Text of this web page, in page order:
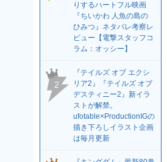
りするハートフル映画
『ちいかわ 人魚の島の
ひみつ』ネタバレ考察レ
ビュー【電撃スタッフコ
ラム：オッシー】
2
『テイルズ オブ エクシ
リア2』『テイルズ オブ
デスティニー2』新イラ
ストが解禁。
ufotable×ProductionIGの
描き下ろしイラスト企画
は毎月更新